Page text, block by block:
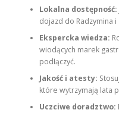
Lokalna dostępność:
dojazd do Radzymina i
Ekspercka wiedza:
wiodących marek
podłączyć.
Jakość i atesty:
które wytrzymają lata
Uczciwe doradztwo: